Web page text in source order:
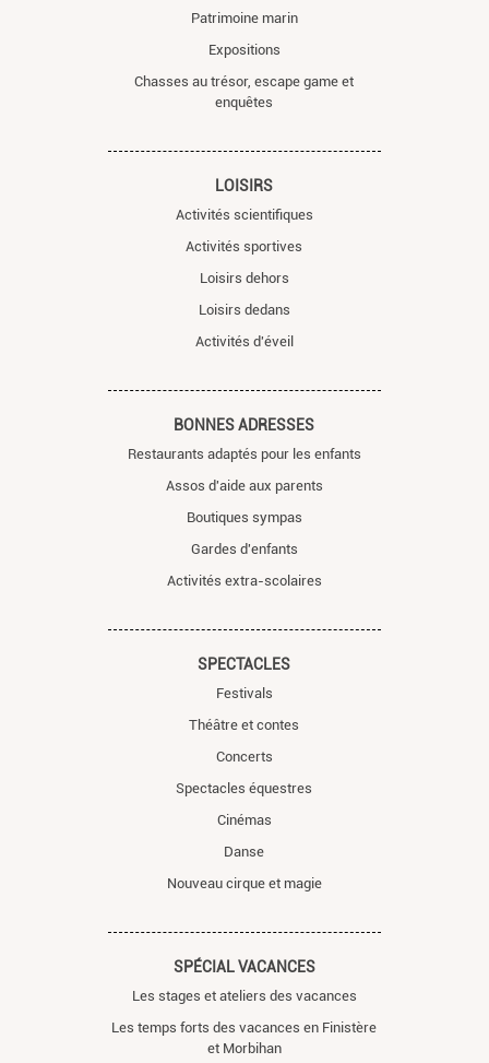
Patrimoine marin
Expositions
Chasses au trésor, escape game et
enquêtes
LOISIRS
Activités scientifiques
Activités sportives
Loisirs dehors
Loisirs dedans
Activités d'éveil
BONNES ADRESSES
Restaurants adaptés pour les enfants
Assos d'aide aux parents
Boutiques sympas
Gardes d'enfants
Activités extra-scolaires
SPECTACLES
Festivals
Théâtre et contes
Concerts
Spectacles équestres
Cinémas
Danse
Nouveau cirque et magie
SPÉCIAL VACANCES
Les stages et ateliers des vacances
Les temps forts des vacances en Finistère
et Morbihan